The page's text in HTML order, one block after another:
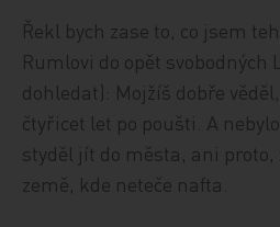
Řekl bych zase to, co jsem
Rumlovi do opět svobodných
dohledat): Mojžíš dobře
čtyřicet let po poušti. A
styděl jít do města, ani
země, kde neteče nafta.